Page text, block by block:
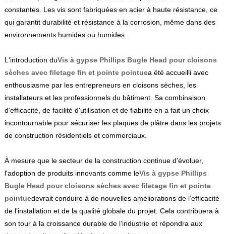
constantes. Les vis sont fabriquées en acier à haute résistance, ce
qui garantit durabilité et résistance à la corrosion, même dans des
environnements humides ou humides.
L'introduction duVis à gypse Phillips Bugle Head pour cloisons
sèches avec filetage fin et pointe pointuea été accueilli avec
enthousiasme par les entrepreneurs en cloisons sèches, les
installateurs et les professionnels du bâtiment. Sa combinaison
d'efficacité, de facilité d'utilisation et de fiabilité en a fait un choix
incontournable pour sécuriser les plaques de plâtre dans les projets
de construction résidentiels et commerciaux.
À mesure que le secteur de la construction continue d'évoluer,
l'adoption de produits innovants comme leVis à gypse Phillips
Bugle Head pour cloisons sèches avec filetage fin et pointe
pointuedevrait conduire à de nouvelles améliorations de l’efficacité
de l’installation et de la qualité globale du projet. Cela contribuera à
son tour à la croissance durable de l’industrie et répondra aux